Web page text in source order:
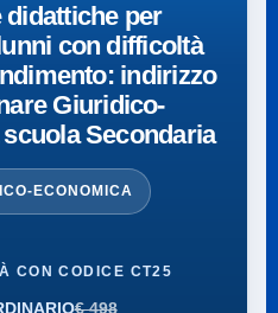
didattiche per
con difficoltà
indirizzo
Giuridico-
Secondaria
ECONOMICA
CON CODICE CT25
€ 498